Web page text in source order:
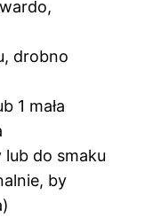
drobno
1 mała
lub do smaku
by